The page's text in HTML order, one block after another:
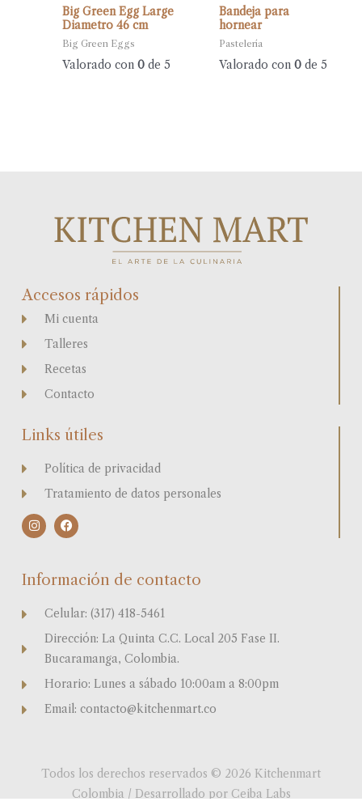
Big Green Egg Large
Diametro 46 cm
Big Green Eggs
Valorado con0 de 5
Bandeja para
hornear
Pastelería
Valorado con 0de 5
Accesos rápidos
Mi cuenta
Talleres
Recetas
Contacto
Links útiles
Política de privacidad
Tratamiento de datos personales
I
n
s
g
F
a
c
o
k
Información de contacto
Celular: (317) 418-5461
Dirección: La Quinta C.C. Local 205 Fase II.
Bucaramanga, Colombia.
Horario: Lunes a sábado 10:00am a 8:00pm
Email: contacto@kitchenmart.co
Todos los derechos reservados © 2026 Kitchenmart
Colombia / Desarrollado por Ceiba Labs